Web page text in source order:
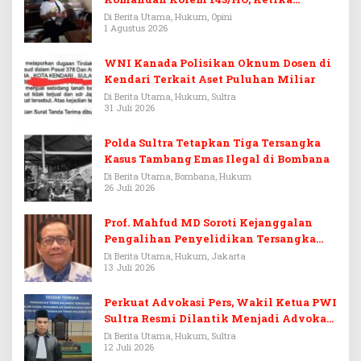
Warisan Menjadi Arena Pemerasan
Di Berita Utama, Hukum, Opini
1 Agustus 2026
WNI Kanada Polisikan Oknum Dosen di
Kendari Terkait Aset Puluhan Miliar
Di Berita Utama, Hukum, Sultra
31 Juli 2026
Polda Sultra Tetapkan Tiga Tersangka
Kasus Tambang Emas Ilegal di Bombana
Di Berita Utama, Bombana, Hukum
26 Juli 2026
Prof. Mahfud MD Soroti Kejanggalan
Pengalihan Penyelidikan Tersangka
Febrie Adriansyah
Di Berita Utama, Hukum, Jakarta
13 Juli 2026
Perkuat Advokasi Pers, Wakil Ketua PWI
Sultra Resmi Dilantik Menjadi Advokat
PERADI
Di Berita Utama, Hukum, Sultra
12 Juli 2026